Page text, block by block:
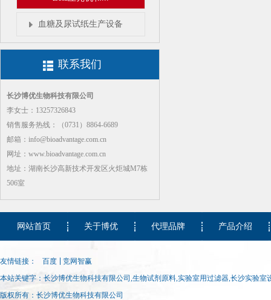
血糖及尿试纸生产设备
联系我们
长沙博优生物科技有限公司
李女士：13257326843
销售服务热线：（0731）8864-6689
邮箱：info@bioadvantage.com.cn
网址：www.bioadvantage.com.cn
地址：湖南长沙高新技术开发区火炬城M7栋
506室
网站首页 关于博优 代理品牌 产品介绍
友情链接： 百度
竞网智赢
本站关键字：长沙博优生物科技有限公司,生物试剂原料,实验室用过滤器,长沙实验室
试纸生产设备
版权所有：长沙博优生物科技有限公司